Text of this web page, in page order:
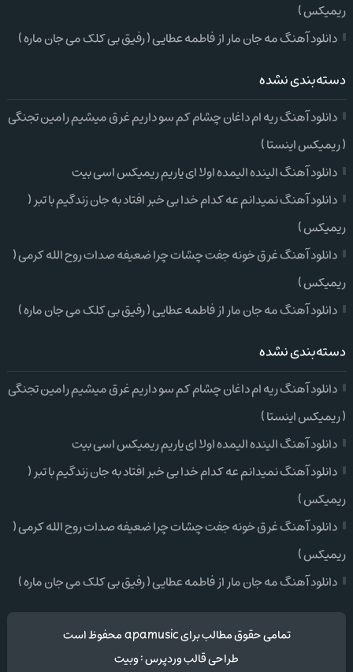
ریمیکس )
دانلود آهنگ مه جان مار از فاطمه عطایی ( رفیق بی کلک می جان ماره )
دسته‌بندی نشده
دانلود آهنگ ریه ام داغان چشام کم سو داریم غرق میشیم رامین تجنگی
( ریمیکس اینستا )
دانلود آهنگ الینده الیمده اولا ای یاریم ریمیکس اسی بیت
دانلود آهنگ نمیدانم عه کدام خدا بی خبر افتاد به جان زندگیم با تبر (
ریمیکس )
دانلود آهنگ غرق خونه جفت چشات چرا ضعیفه صدات روح الله کرمی (
ریمیکس )
دانلود آهنگ مه جان مار از فاطمه عطایی ( رفیق بی کلک می جان ماره )
دسته‌بندی نشده
دانلود آهنگ ریه ام داغان چشام کم سو داریم غرق میشیم رامین تجنگی
( ریمیکس اینستا )
دانلود آهنگ الینده الیمده اولا ای یاریم ریمیکس اسی بیت
دانلود آهنگ نمیدانم عه کدام خدا بی خبر افتاد به جان زندگیم با تبر (
ریمیکس )
دانلود آهنگ غرق خونه جفت چشات چرا ضعیفه صدات روح الله کرمی (
ریمیکس )
دانلود آهنگ مه جان مار از فاطمه عطایی ( رفیق بی کلک می جان ماره )
تمامی حقوق مطالب برای apamusic محفوظ است
طراحی قالب وردپرس:وبیت